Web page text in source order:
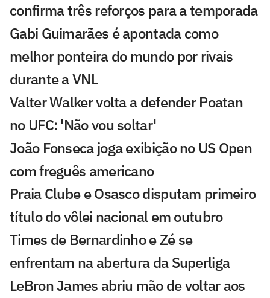
confirma três reforços para a temporada
Gabi Guimarães é apontada como
melhor ponteira do mundo por rivais
durante a VNL
Valter Walker volta a defender Poatan
no UFC: 'Não vou soltar'
João Fonseca joga exibição no US Open
com freguês americano
Praia Clube e Osasco disputam primeiro
título do vôlei nacional em outubro
Times de Bernardinho e Zé se
enfrentam na abertura da Superliga
LeBron James abriu mão de voltar aos